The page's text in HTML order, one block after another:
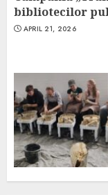
bibliotecilor
APRIL 21, 2026